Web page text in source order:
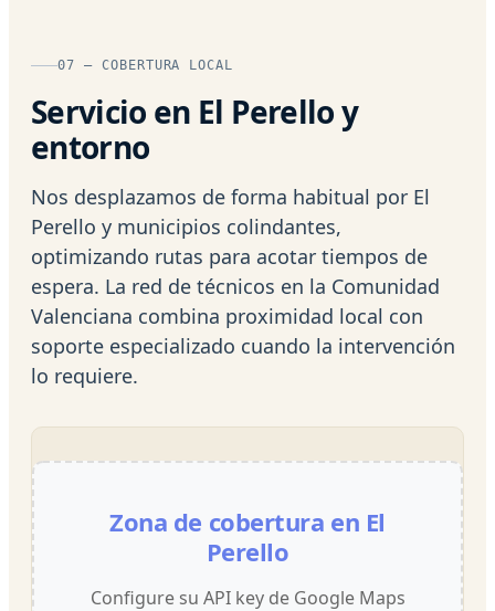
07 — COBERTURA LOCAL
Servicio en El Perello y
entorno
Nos desplazamos de forma habitual por El
Perello y municipios colindantes,
optimizando rutas para acotar tiempos de
espera. La red de técnicos en la Comunidad
Valenciana combina proximidad local con
soporte especializado cuando la intervención
lo requiere.
Zona de cobertura en El
Perello
Configure su API key de Google Maps